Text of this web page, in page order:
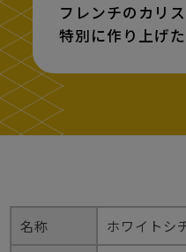
フレンチのカリ
特別に作り上げた
名称 ホワイトシ